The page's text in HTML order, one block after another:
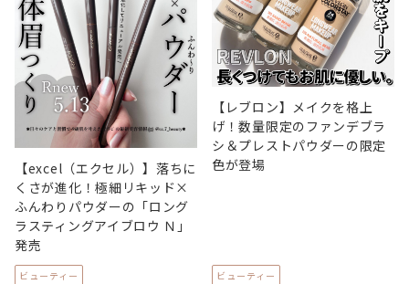
【excel（エクセル）】落ちに
くさが進化！極細リキッド×
ふんわりパウダーの「ロング
ラスティングアイブロウ Ｎ」
発売
ビューティー
【レブロン】メイクを格上
げ！数量限定のファンデブラ
シ＆プレストパウダーの限定
色が登場
ビューティー